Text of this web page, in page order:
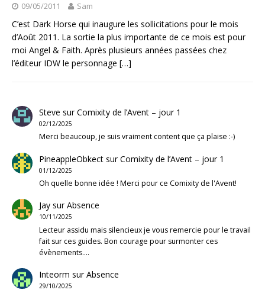
09/05/2011 Sam
C’est Dark Horse qui inaugure les sollicitations pour le mois
d’Août 2011. La sortie la plus importante de ce mois est pour
moi Angel & Faith. Après plusieurs années passées chez
l’éditeur IDW le personnage […]
Steve surComixity de l’Avent – jour 1
02/12/2025
Merci beaucoup, je suis vraiment content que ça plaise :-)
PineappleObkectsurComixity de l’Avent – jour 1
01/12/2025
Oh quelle bonne idée ! Merci pour ce Comixity de l'Avent!
JaysurAbsence
10/11/2025
Lecteur assidu mais silencieux je vous remercie pour le travail
fait sur ces guides. Bon courage pour surmonter ces
évènements.…
Inteorm surAbsence
29/10/2025